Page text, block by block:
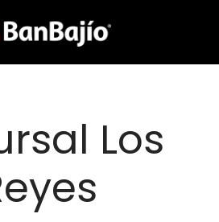
Los